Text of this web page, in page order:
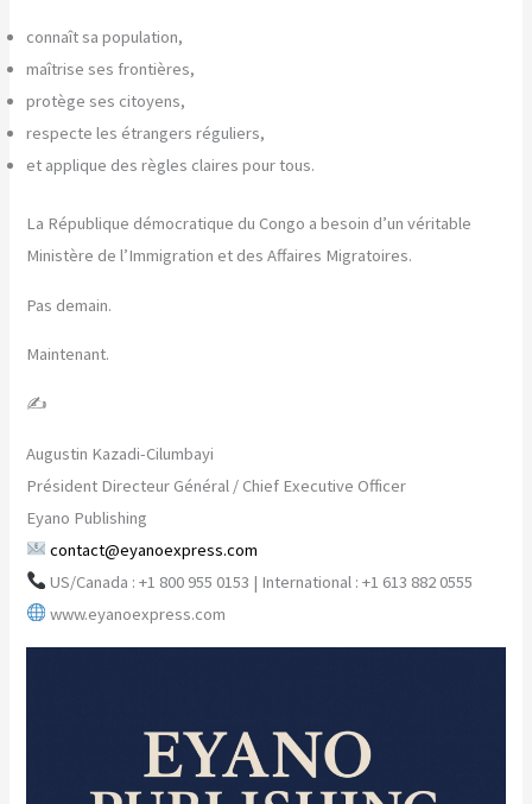
connaît sa population,
maîtrise ses frontières,
protège ses citoyens,
respecte les étrangers réguliers,
et applique des règles claires pour tous.
La République démocratique du Congo a besoin d’un véritable
Ministère de l’Immigration et des Affaires Migratoires.
Pas demain.
Maintenant.
✍️
Augustin Kazadi-Cilumbayi
Président Directeur Général / Chief Executive Officer
Eyano Publishing
contact@eyanoexpress.com
US/Canada : +1 800 955 0153 | International : +1 613 882 0555
www.eyanoexpress.com